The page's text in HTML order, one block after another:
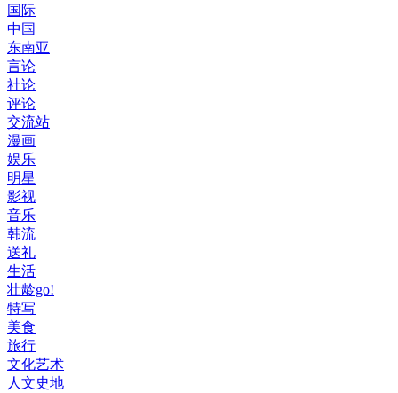
国际
中国
东南亚
言论
社论
评论
交流站
漫画
娱乐
明星
影视
音乐
韩流
送礼
生活
壮龄go!
特写
美食
旅行
文化艺术
人文史地